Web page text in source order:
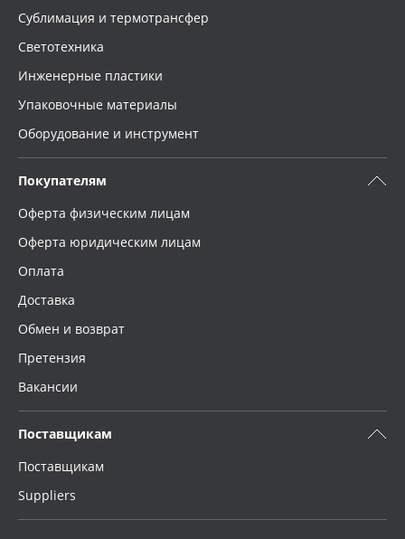
Сублимация и термотрансфер
Светотехника
Инженерные пластики
Упаковочные материалы
Оборудование и инструмент
Покупателям
Оферта физическим лицам
Оферта юридическим лицам
Оплата
Доставка
Обмен и возврат
Претензия
Вакансии
Поставщикам
Поставщикам
Suppliers